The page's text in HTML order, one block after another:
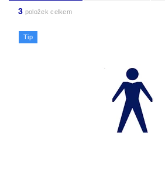
3 položek celkem
Tip